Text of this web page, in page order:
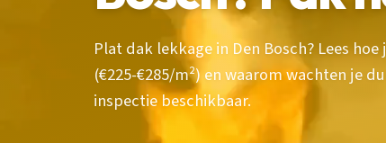
Plat dak lekkage in Den Bosch? Lees
(€225-€285/m²) en waarom wachten je
inspectie beschikbaar.